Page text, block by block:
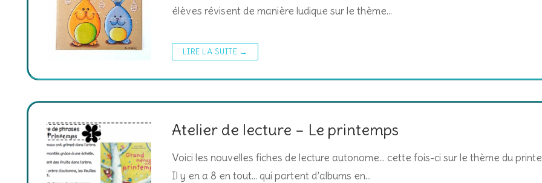
élèves révisent de manière ludique sur le thème…
LIRE LA SUITE →
Atelier de lecture – Le printemps
Voici les nouvelles fiches de lecture autonome… cette fois-ci sur le thème du
Il y en a 8 en tout… qui partent d’albums en…